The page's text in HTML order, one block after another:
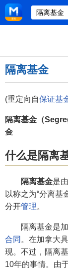
隔离基金
(重定向自保证基
隔离基金（
金
什么是隔离
隔离基金是由
以称之为“分离基
分开管理。
隔离基金是加
合同 。在加拿大
现。不过，隔离
10年的事情。由